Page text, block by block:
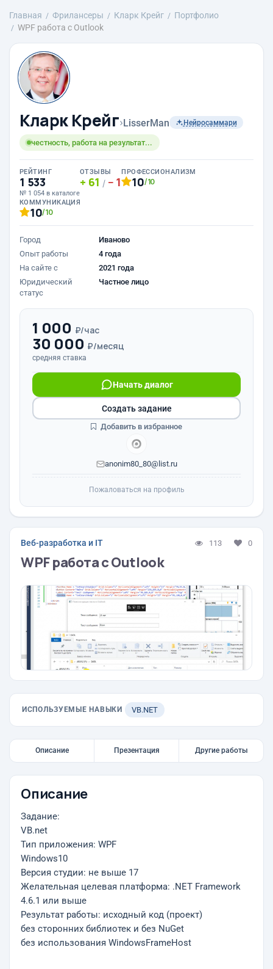
Главная Фрилансеры Кларк Крейг
Портфолио
WPF работа с Outlook
Кларк Крейг›LisserMan Нейросаммари
честность, работа на результат...
РЕЙТИНГ
1 533
№ 1 054 в каталоге
ОТЗЫВЫ
61 / 1
ПРОФЕССИОНАЛИЗМ
10/10
КОММУНИКАЦИЯ
10/10
Город
Иваново
Опыт работы
4 года
На сайте с
2021 года
Юридический
статус
Частное лицо
1 000 ₽/час
30 000 ₽/месяц
средняя ставка
Начать диалог
anonim80_80@list.ru
Создать задание
Добавить в избранное
Пожаловаться на профиль
Веб-разработка и IT 113 0
WPF работа с Outlook
ИСПОЛЬЗУЕМЫЕ НАВЫКИ VB.NET
Описание Презентация Другие работы
Описание
Задание:
VB.net
Тип приложения: WPF
Windows10
Версия студии: не выше 17
Желательная целевая платформа: .NET Framework
4.6.1 или выше
Результат работы: исходный код (проект)
без сторонних библиотек и без NuGet
без использования WindowsFrameHost